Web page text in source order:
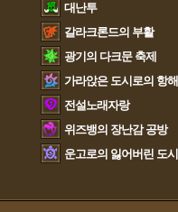
대난투
갈라크론드의 부활
광기의 다크문 축제
가라앉은 도시로의 항해
전설노래자랑
위즈뱅의 장난감 공방
운고로의 잃어버린 도시